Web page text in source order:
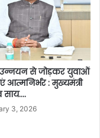
से जोड़कर युवाओं
आत्मनिर्भर : मुख्यमंत्री
साय….
3, 2026